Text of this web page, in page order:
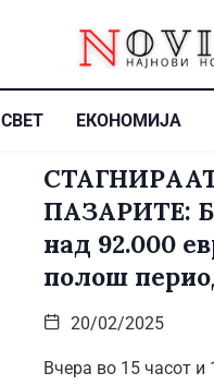
СВЕТ ЕКОНОМИЈА
ПАЗАРИТЕ:
над 92.000
полош
20/02/2025
Вчера во 15 часот